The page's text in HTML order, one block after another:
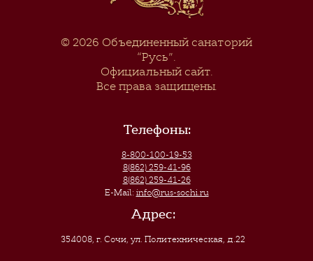
© 2026 Объединенный санаторий
“Русь”.
Официальный сайт.
Все права защищены.
Телефоны:
8-800-100-19-53
8(862) 259-41-96
8(862) 259-41-26
E-Mail: info@rus-sochi.ru
Адрес:
354008, г. Сочи,ул. Политехническая, д.22